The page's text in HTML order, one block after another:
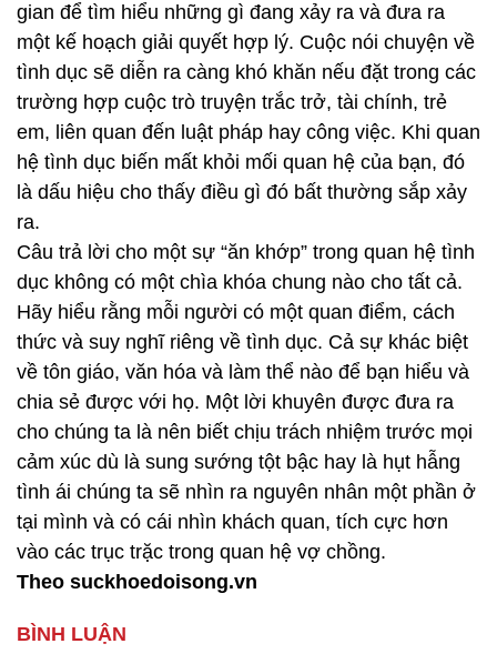
gian để tìm hiểu những gì đang xảy ra và đưa ra
một kế hoạch giải quyết hợp lý. Cuộc nói chuyện về
tình dục sẽ diễn ra càng khó khăn nếu đặt trong các
trường hợp cuộc trò truyện trắc trở, tài chính, trẻ
em, liên quan đến luật pháp hay công việc. Khi quan
hệ tình dục biến mất khỏi mối quan hệ của bạn, đó
là dấu hiệu cho thấy điều gì đó bất thường sắp xảy
ra.
Câu trả lời cho một sự “ăn khớp” trong quan hệ tình
dục không có một chìa khóa chung nào cho tất cả.
Hãy hiểu rằng mỗi người có một quan điểm, cách
thức và suy nghĩ riêng về tình dục. Cả sự khác biệt
về tôn giáo, văn hóa và làm thể nào để bạn hiểu và
chia sẻ được với họ. Một lời khuyên được đưa ra
cho chúng ta là nên biết chịu trách nhiệm trước mọi
cảm xúc dù là sung sướng tột bậc hay là hụt hẫng
tình ái chúng ta sẽ nhìn ra nguyên nhân một phần ở
tại mình và có cái nhìn khách quan, tích cực hơn
vào các trục trặc trong quan hệ vợ chồng.
Theo suckhoedoisong.vn